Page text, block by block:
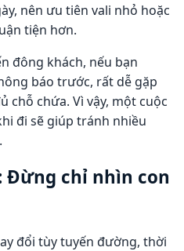
nên ưu tiên vali nhỏ hoặc
tiện hơn.
đông khách, nếu bạn
báo trước, rất dễ gặp
chỗ chứa. Vì vậy, một cuộc
đi sẽ giúp tránh nhiều
Đừng chỉ nhìn con
đổi tùy tuyến đường, thời